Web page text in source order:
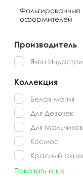
оформителей
Производитель
Ячен
Коллекция
Белая магия
Для Девочек
Для Мальчиков
Космос
Красный
Показать еще